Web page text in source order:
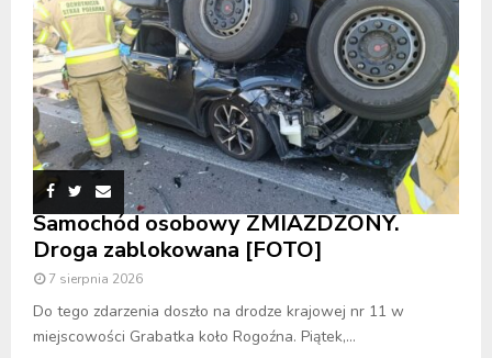
Samochód osobowy ZMIAŻDŻONY.
Droga zablokowana [FOTO]
7 sierpnia 2026
Do tego zdarzenia doszło na drodze krajowej nr 11 w
miejscowości Grabatka koło Rogoźna. Piątek,...